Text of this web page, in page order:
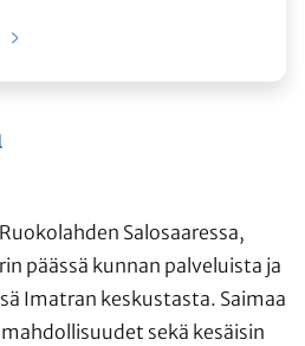
Salosaaressa,
päässä kunnan palveluista ja
Imatran keskustasta. Saimaa
sekä kesäisin